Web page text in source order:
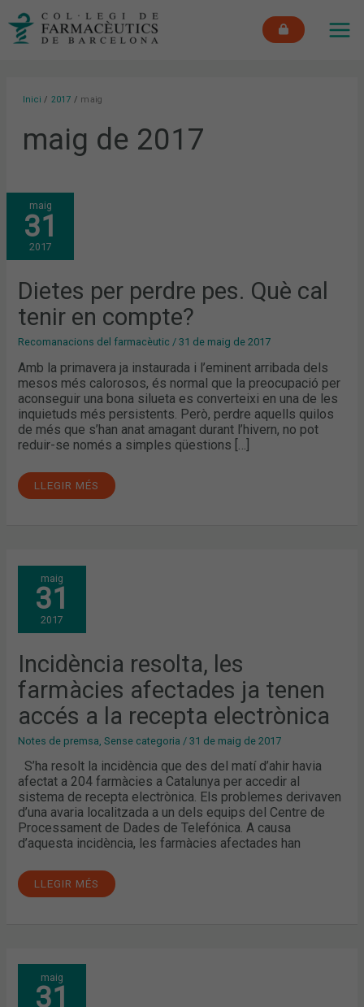
Inici 2017 maig
maig de 2017
maig
31
2017
Dietes per perdre pes. Què cal
tenir en compte?
Recomanacions del farmacèutic /31 de maig de 2017
Amb la primavera ja instaurada i l’eminent arribada dels
mesos més calorosos, és normal que la preocupació per
aconseguir una bona silueta es converteixi en una de les
inquietuds més persistents. Però, perdre aquells quilos
de més que s’han anat amagant durant l’hivern, no pot
reduir-se només a simples qüestions […]
DIETES
PER
PERDRE
PES.
QUÈ
CAL
TENIR
COMPTE?
LLEGIR MÉS
maig
31
2017
Incidència resolta, les
farmàcies afectades ja tenen
accés a la recepta electrònica
Notes de premsa ,Sense categoria /31 de maig de 2017
S’ha resolt la incidència que des del matí d’ahir havia
afectat a 204 farmàcies a Catalunya per accedir al
sistema de recepta electrònica. Els problemes derivaven
d’una avaria localitzada a un dels equips del Centre de
Processament de Dades de Telefónica. A causa
d’aquesta incidència, les farmàcies afectades han
INCIDÈNCIA
RESOLTA,
LES
FARMÀCIES
AFECTADES
JA
TENEN
LA
RECEPTA
ELECTRÒNICA
LLEGIR MÉS
maig
31
INCIDÈNCIA
RECEPTA
ELECTRÒNICA:
204